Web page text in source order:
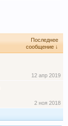
Последнее
сообщение ↓
12 апр 2019
2 ноя 2018